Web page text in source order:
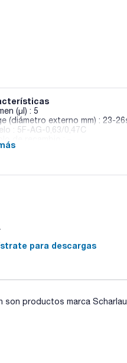
(µl) : 5
(diámetro externo mm) : 23-
: 5F-AG-0,63/0,47C
de recambio : –
: 1
cónica.
para descargas
productos marca